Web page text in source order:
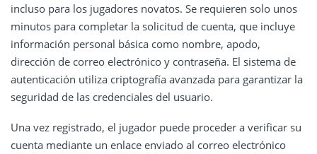
incluso para los jugadores novatos. Se requieren solo unos
minutos para completar la solicitud de cuenta, que incluye
información personal básica como nombre, apodo,
dirección de correo electrónico y contraseña. El sistema de
autenticación utiliza criptografía avanzada para garantizar la
seguridad de las credenciales del usuario.
Una vez registrado, el jugador puede proceder a verificar su
cuenta mediante un enlace enviado al correo electrónico